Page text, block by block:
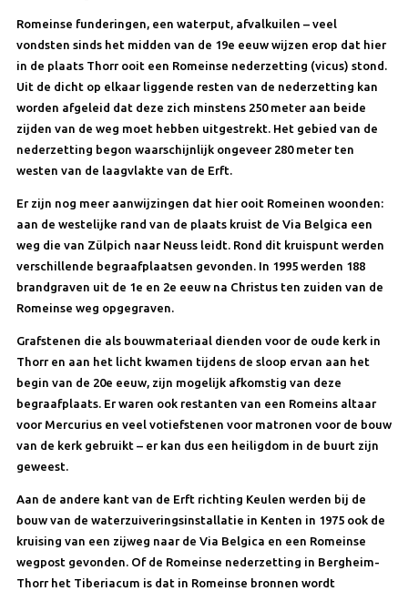
Romeinse funderingen, een waterput, afvalkuilen – veel
vondsten sinds het midden van de 19e eeuw wijzen erop dat hier
in de plaats Thorr ooit een Romeinse nederzetting (vicus) stond.
Uit de dicht op elkaar liggende resten van de nederzetting kan
worden afgeleid dat deze zich minstens 250 meter aan beide
zijden van de weg moet hebben uitgestrekt. Het gebied van de
nederzetting begon waarschijnlijk ongeveer 280 meter ten
westen van de laagvlakte van de Erft.
Er zijn nog meer aanwijzingen dat hier ooit Romeinen woonden:
aan de westelijke rand van de plaats kruist de Via Belgica een
weg die van Zülpich naar Neuss leidt. Rond dit kruispunt werden
verschillende begraafplaatsen gevonden. In 1995 werden 188
brandgraven uit de 1e en 2e eeuw na Christus ten zuiden van de
Romeinse weg opgegraven.
Grafstenen die als bouwmateriaal dienden voor de oude kerk in
Thorr en aan het licht kwamen tijdens de sloop ervan aan het
begin van de 20e eeuw, zijn mogelijk afkomstig van deze
begraafplaats. Er waren ook restanten van een Romeins altaar
voor Mercurius en veel votiefstenen voor matronen voor de bouw
van de kerk gebruikt – er kan dus een heiligdom in de buurt zijn
geweest.
Aan de andere kant van de Erft richting Keulen werden bij de
bouw van de waterzuiveringsinstallatie in Kenten in 1975 ook de
kruising van een zijweg naar de Via Belgica en een Romeinse
wegpost gevonden. Of de Romeinse nederzetting in Bergheim-
Thorr het Tiberiacum is dat in Romeinse bronnen wordt